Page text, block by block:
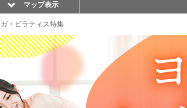
マップ表示
・ピラティス特集